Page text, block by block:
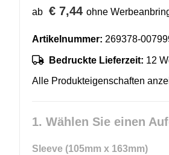
ab € 7,44 ohne
Artikelnummer: 269378-
Bedruckte Lieferzeit: 12
Alle Produkteigenschaften
1. Wählen Sie einen
Sleeve (105mm x 163mm)